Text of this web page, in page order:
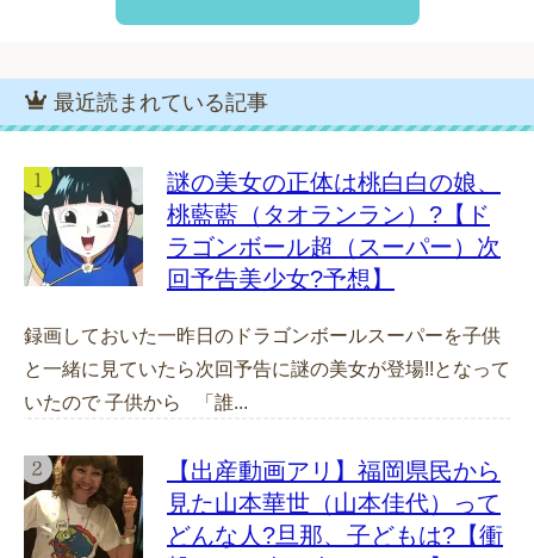
最近読まれている記事
謎の美女の正体は桃白白の娘、
桃藍藍（タオランラン）?【ド
ラゴンボール超（スーパー）次
回予告美少女?予想】
録画しておいた一昨日のドラゴンボールスーパーを子供
と一緒に見ていたら次回予告に謎の美女が登場!!となって
いたので 子供から 「誰...
【出産動画アリ】福岡県民から
見た山本華世（山本佳代）って
どんな人?旦那、子どもは?【衝